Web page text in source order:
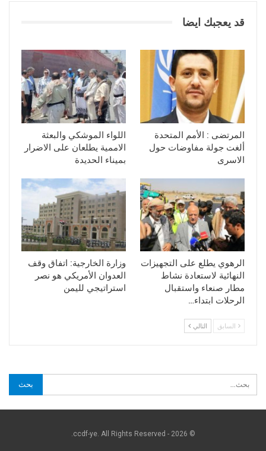
قد يعجبك ايضا
المرتضى : الأمم المتحدة
ألغت جولة مفاوضات حول
الاسرى
اللواء الموشكي والبعثة
الاممية يطلعان على الاضرار
بميناء الحديدة
الرهوي يطلع على التجهيزات
النهائية لاستعادة نشاط
مطار صنعاء واستقبال
الرحلات ابتداء…
وزارة الخارجية: اتفاق وقف
العدوان الأمريكي هو نصر
استراتيجي لليمن
السابق التالي
© 2026 - ccdf-ye. All Rights Reserved.